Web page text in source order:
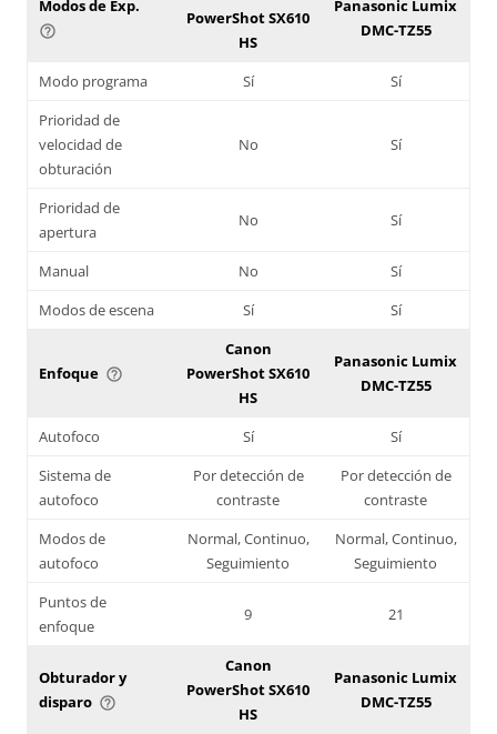
Modos de Exp.
help_outline
PowerShot SX610
HS
Panasonic Lumix
DMC-TZ55
Modo programa Sí
Sí
Prioridad de
velocidad de
obturación
No Sí
Prioridad de
apertura
No Sí
Manual No
Sí
Modos de escena
Sí Sí
Enfoque help_outline
Canon
PowerShot SX610
HS
Panasonic Lumix
DMC-TZ55
Autofoco Sí
Sí
Sistema de
autofoco
Por detección de
contraste
Por detección de
contraste
Modos de
autofoco
Normal, Continuo,
Seguimiento
Normal, Continuo,
Seguimiento
Puntos de
enfoque
9 21
Obturador y
disparo help_outline
Canon
PowerShot SX610
HS
Panasonic Lumix
DMC-TZ55